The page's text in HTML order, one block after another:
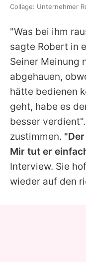
"Was bei ihm
sagte Robert in
Seiner Meinung
abgehauen,
hätte bedienen
geht, habe es
besser
zustimmen.
Mir tut er
Interview. Sie
wieder auf den
Collage: Unternehmer